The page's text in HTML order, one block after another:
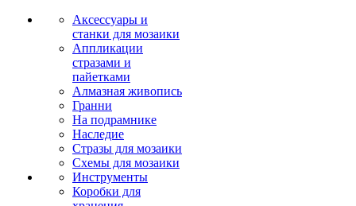
Аксессуары и
станки для мозаики
Аппликации
стразами и
пайетками
Алмазная живопись
Гранни
На подрамнике
Наследие
Стразы для мозаики
Схемы для мозаики
Инструменты
Коробки для